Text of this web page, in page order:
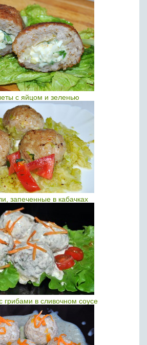
с яйцом и зеленью
запеченные в кабачках
грибами в сливочном соусе